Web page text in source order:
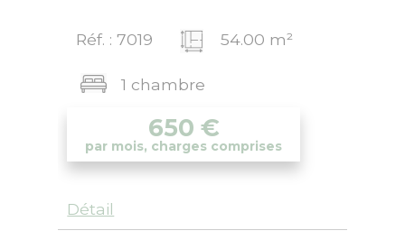
650 €
par mois, charges comprises
Réf. : 7019 54.00 m²
1 chambre
Détail